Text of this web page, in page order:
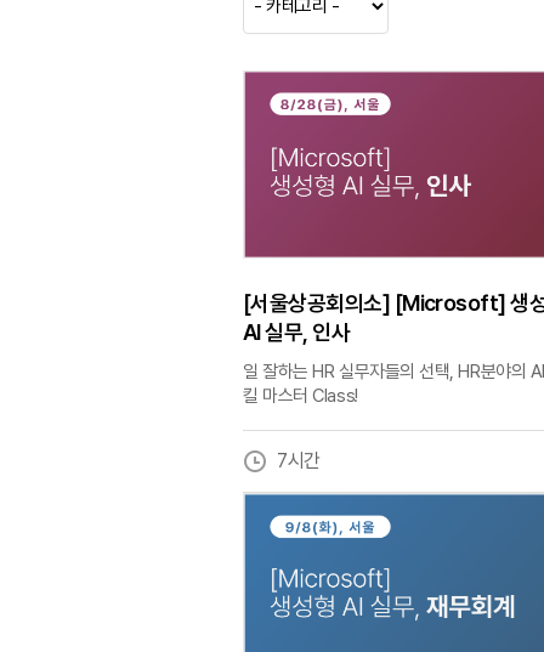
[서울상공회의소] [Microsoft] 생
AI 실무, 인사
일 잘하는 HR 실무자들의 선택, HR분야의
킬 마스터 Class!
7시간